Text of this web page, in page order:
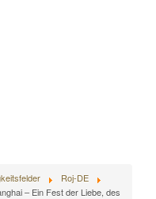
Roj-DE
– Ein Fest der Liebe, des